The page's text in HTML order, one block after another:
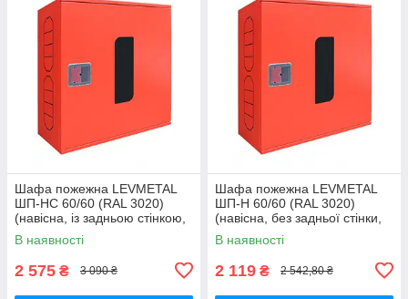
Шафа пожежна LEVMETAL
ШП-НС 60/60 (RAL 3020)
(навісна, із задньою стінкою,
червона, 600х600х230 мм)
В наявності
2 575 ₴ 3 090 ₴
Шафа пожежна LEVMETAL
ШП-Н 60/60 (RAL 3020)
(навісна, без задньої стінки,
червона, 600х600х230 мм)
В наявності
2 119 ₴ 2 542,80 ₴